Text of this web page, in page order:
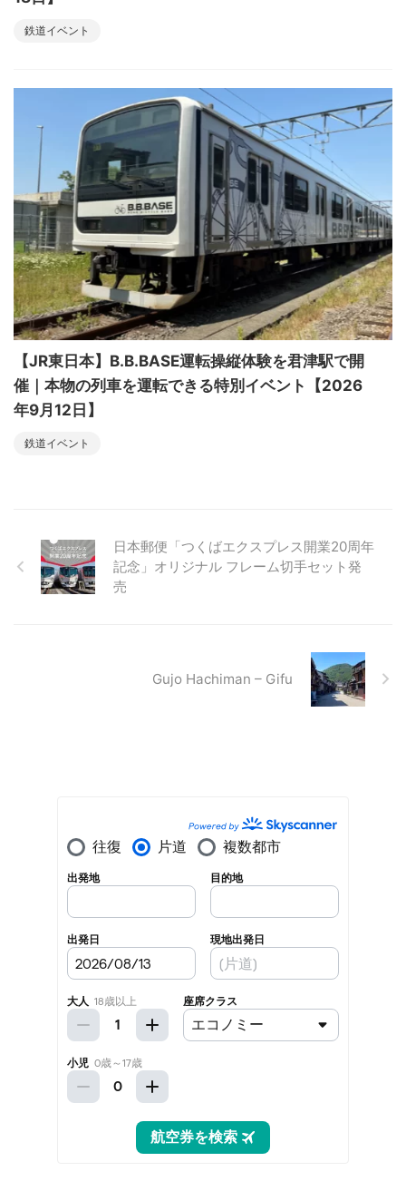
鉄道イベント
【JR東日本】B.B.BASE運転操縦体験を君津駅で開
催｜本物の列車を運転できる特別イベント【2026
年9月12日】
鉄道イベント
日本郵便「つくばエクスプレス開業20周年
記念」オリジナル フレーム切手セット発
売
Gujo Hachiman – Gifu